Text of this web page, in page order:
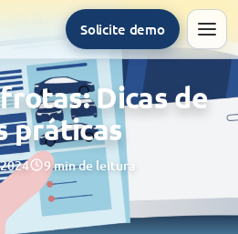
Solicite demo
de frotas: Dicas de boas práticas
Dicas de
práticas
9 min de leitura